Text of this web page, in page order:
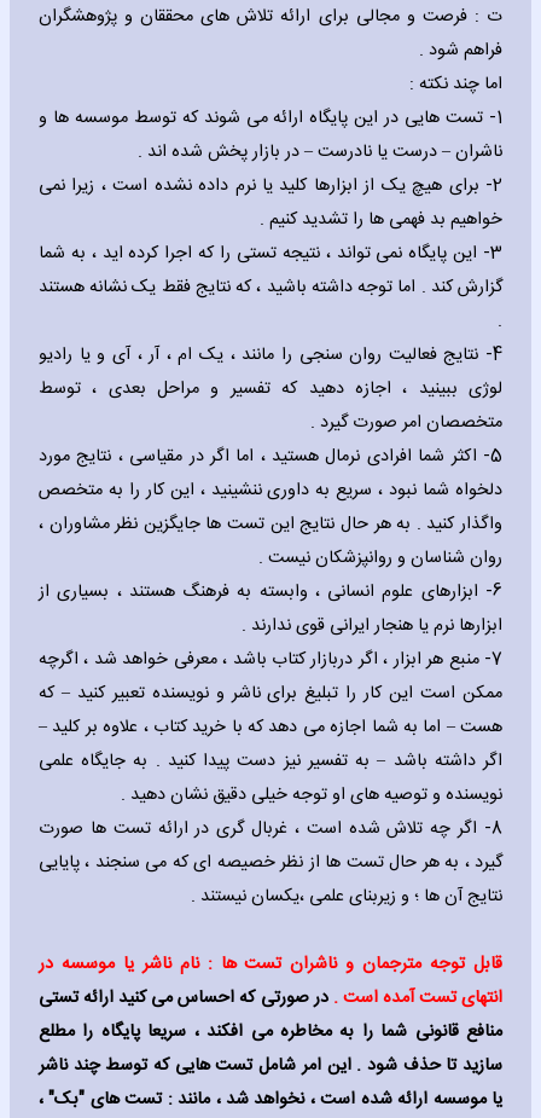
ت : فرصت و مجالی برای ارائه تلاش های محققان و پژوهشگران
فراهم شود .
اما چند نکته :
1- تست هایی در این پایگاه ارائه می شوند که توسط موسسه ها و
ناشران – درست یا نادرست – در بازار پخش شده اند .
2- برای هیچ یک از ابزارها کلید یا نرم داده نشده است ، زیرا نمی
خواهیم بد فهمی ها را تشدید کنیم .
3- این پایگاه نمی تواند ، نتیجه تستی را که اجرا کرده اید ، به شما
گزارش کند . اما توجه داشته باشید ، که نتایج فقط یک نشانه هستند
.
4- نتایج فعالیت روان سنجی را مانند ، یک ام ، آر ، آی و یا رادیو
لوژی ببینید ، اجازه دهید که تفسیر و مراحل بعدی ، توسط
متخصصان امر صورت گیرد .
5- اکثر شما افرادی نرمال هستید ، اما اگر در مقیاسی ، نتایج مورد
دلخواه شما نبود ، سریع به داوری ننشینید ، این کار را به متخصص
واگذار کنید . به هر حال نتایج این تست ها جایگزین نظر مشاوران ،
روان شناسان و روانپزشکان نیست .
6- ابزارهای علوم انسانی ، وابسته به فرهنگ هستند ، بسیاری از
ابزارها نرم یا هنجار ایرانی قوی ندارند .
7- منبع هر ابزار ، اگر دربازار کتاب باشد ، معرفی خواهد شد ، اگرچه
ممکن است این کار را تبلیغ برای ناشر و نویسنده تعبیر کنید – که
هست – اما به شما اجازه می دهد که با خرید کتاب ، علاوه بر کلید –
اگر داشته باشد – به تفسیر نیز دست پیدا کنید . به جایگاه علمی
نویسنده و توصیه های او توجه خیلی دقیق نشان دهید .
8- اگر چه تلاش شده است ، غربال گری در ارائه تست ها صورت
گیرد ، به هر حال تست ها از نظر خصیصه ای که می سنجند ، پایایی
نتایج آن ها ؛ و زیربنای علمی ،یکسان نیستند .
قابل توجه مترجمان و ناشران تست ها : نام ناشر یا موسسه در
انتهای تست آمده است .در صورتی که احساس می کنید ارائه تستی
منافع قانونی شما را به مخاطره می افکند ، سریعا پایگاه را مطلع
سازید تا حذف شود . این امر شامل تست هایی که توسط چند ناشر
یا موسسه ارائه شده است ، نخواهد شد ، مانند : تست های "بک" ،